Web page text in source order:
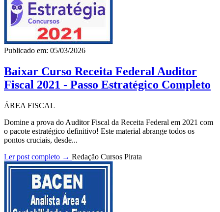
Publicado em: 05/03/2026
Baixar Curso Receita Federal Auditor
Fiscal 2021 - Passo Estratégico Completo
ÁREA FISCAL
Domine a prova do Auditor Fiscal da Receita Federal em 2021 com
o pacote estratégico definitivo! Este material abrange todos os
pontos cruciais, desde...
Ler post completo → Redação Cursos Pirata